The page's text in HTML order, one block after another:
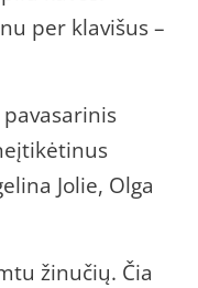
per klavišus –
Jolie, Olga
žinučių. Čia